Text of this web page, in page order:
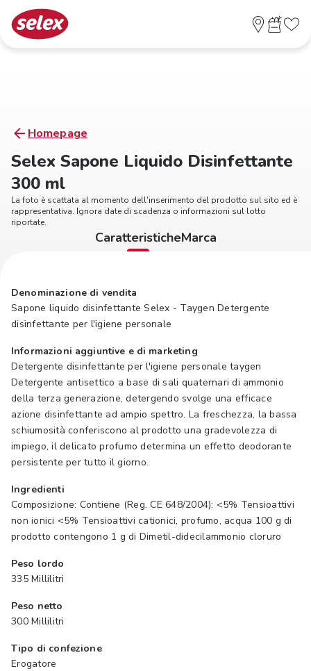
Homepage
Selex Sapone Liquido Disinfettante
300 ml
La foto è scattata al momento dell'inserimento del prodotto sul sito ed è
rappresentativa. Ignora date di scadenza o informazioni sul lotto
riportate.
CaratteristicheMarca
Denominazione di vendita
Sapone liquido disinfettante Selex - Taygen Detergente
disinfettante per l'igiene personale
Informazioni aggiuntive e di marketing
Detergente disinfettante per l'igiene personale taygen
Detergente antisettico a base di sali quaternari di ammonio
della terza generazione, detergendo svolge una efficace
azione disinfettante ad ampio spettro. La freschezza, la bassa
schiumosità conferiscono al prodotto una gradevolezza di
impiego, il delicato profumo determina un effetto deodorante
persistente per tutto il giorno.
Ingredienti
Composizione: Contiene (Reg. CE 648/2004): <5% Tensioattivi
non ionici <5% Tensioattivi cationici, profumo, acqua 100 g di
prodotto contengono 1 g di Dimetil-didecilammonio cloruro
Peso lordo
335 Millilitri
Peso netto
300 Millilitri
Tipo di confezione
Erogatore